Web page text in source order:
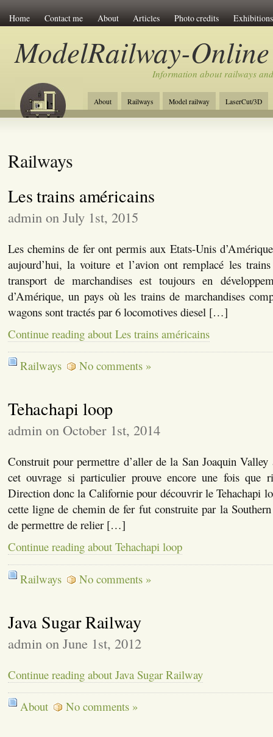
Home Contact me About Articles Photo credits Exhibitions
ModelRailway-Online
Information about railways
About Railways Model railway LaserCut/3D
Railways
Les trains américains
admin on July 1st, 2015
Les chemins de fer ont permis aux Etats-Unis
aujourd’hui, la voiture et l’avion ont remplacé les
transport de marchandises est toujours en
d’Amérique, un pays où les trains de marchandises
wagons sont tractés par 6 locomotives diesel […]
Continue reading about Les trains américains
Railways No comments »
Tehachapi loop
admin on October 1st, 2014
Construit pour permettre d’aller de la San Joaquin
cet ouvrage si particulier prouve encore une fois que
Direction donc la Californie pour découvrir le Tehachapi
cette ligne de chemin de fer fut construite par la
de permettre de relier […]
Continue reading about Tehachapi loop
Railways No comments »
Java Sugar Railway
admin on June 1st, 2012
Continue reading about Java Sugar Railway
About No comments »